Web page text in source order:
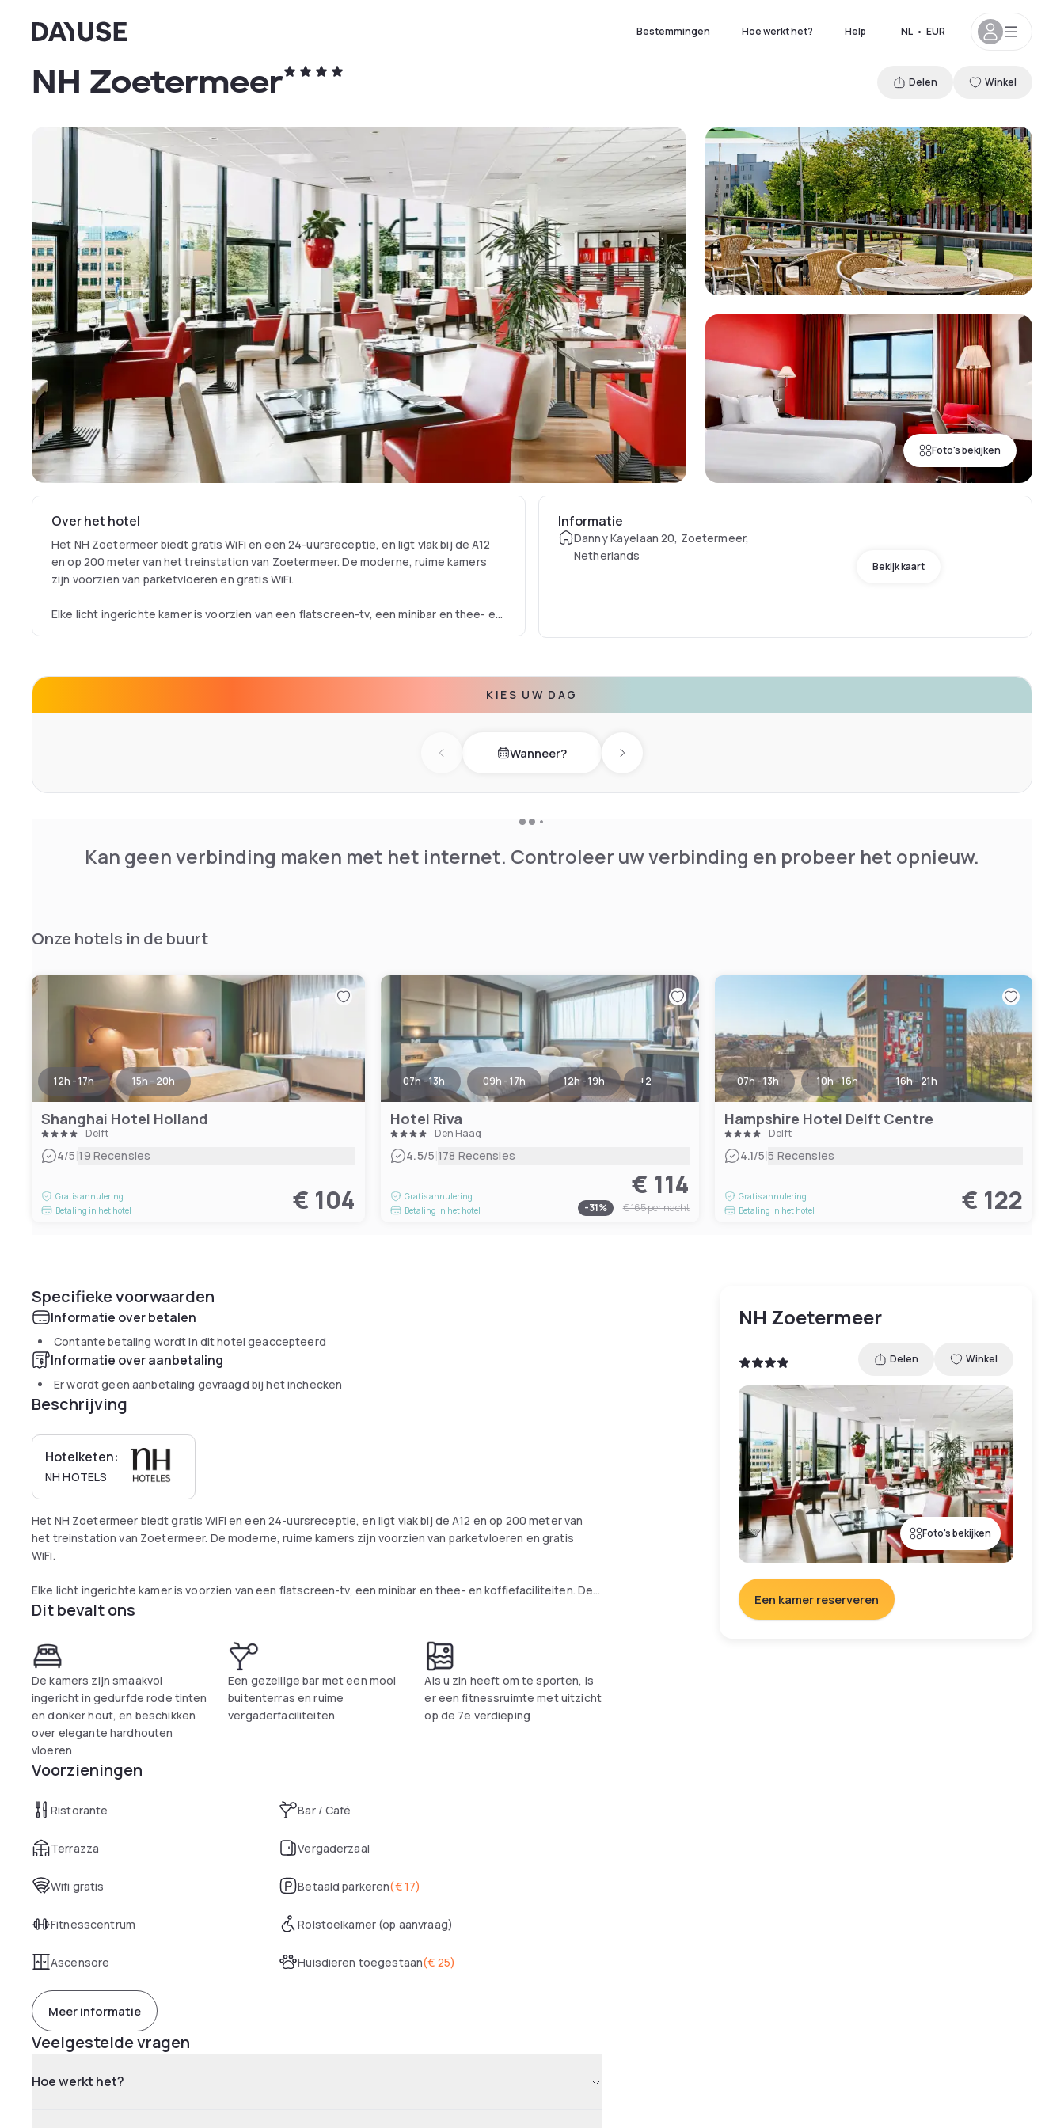
Dayuse Bestemmingen Hoe werkt het? Help NL • EUR
Foto's bekijken
NH Zoetermeer Delen Winkel
Over het hotel
Het NH Zoetermeer biedt gratis WiFi en een 24-uursreceptie, en ligt vlak bij de A12
en op 200 meter van het treinstation van Zoetermeer. De moderne, ruime kamers
zijn voorzien van parketvloeren en gratis WiFi.
Elke licht ingerichte kamer is voorzien van een flatscreen-tv, een minibar en thee- en
lunchpakketten worden gezorgd. De bar serveert tal van drankjes en beschikt ook
Informatie
Danny Kayelaan 20, Zoetermeer,
Netherlands
Bekijk kaart
KIES UW DAG
Previous dayWanneer? Next day
Kan geen verbinding maken met het internet. Controleer uw verbinding en probeer het opnieuw.
Onze hotels in de buurt
12h - 17h 15h - 20h
Shanghai Hotel Holland
Delft
4/5|19 Recensies
Gratis annulering
Betaling in het hotel
€ 104
07h - 13h 09h - 17h 12h - 19h +2
Hotel Riva
Den Haag
4.5/5|178 Recensies
Gratis annulering
Betaling in het hotel
€ 114
-31% € 165per nacht
07h - 13h 10h - 16h 16h - 21h
Hampshire Hotel Delft Centre
Delft
4.1/5|5 Recensies
Gratis annulering
Betaling in het hotel
€ 122
Specifieke voorwaarden
Informatie over betalen
Contante betaling wordt in dit hotel geaccepteerd
Informatie over aanbetaling
Er wordt geen aanbetaling gevraagd bij het inchecken
Beschrijving
Hotelketen:
NH HOTELS
Het NH Zoetermeer biedt gratis WiFi en een 24-uursreceptie, en ligt vlak bij de A12 en op 200 meter van
het treinstation van Zoetermeer. De moderne, ruime kamers zijn voorzien van parketvloeren en gratis
WiFi.
Elke licht ingerichte kamer is voorzien van een flatscreen-tv, een minibar en thee- en koffiefaciliteiten. De
eigen badkamers zijn voorzien van gratis toiletartikelen, en een apart bad en douche.
De brasserie is ingericht met kamerhoge ramen en een flatscreen-tv, en serveert een ontbijtbuffet, lunch
en diner. Roomservice is beschikbaar en er kan voor lunchpakketten worden gezorgd. De bar serveert tal
van drankjes en beschikt ook over een pooltafel en een televisie.
De indoorskibaan SnowWorld en de spa van Centre du Lac bevinden zich op minder dan 10 minuten rijden
van het NH Zoetermeer Hotel. De afstand naar de miniatuurwereld van Madurodam bedraagt 15 km.
Dit bevalt ons
De kamers zijn smaakvol
ingericht in gedurfde rode tinten
en donker hout, en beschikken
over elegante hardhouten
vloeren
Een gezellige bar met een mooi
buitenterras en ruime
vergaderfaciliteiten
Als u zin heeft om te sporten, is
er een fitnessruimte met uitzicht
op de 7e verdieping
Voorzieningen
Ristorante Bar / Café
Terrazza Vergaderzaal
Wifi gratis Betaald parkeren(€ 17)
Fitnesscentrum Rolstoelkamer (op aanvraag)
Ascensore Huisdieren toegestaan(€ 25)
Meer informatie
Veelgestelde vragen
Hoe werkt het?
NH Zoetermeer
Delen Winkel
Foto's bekijken
Een kamer reserveren